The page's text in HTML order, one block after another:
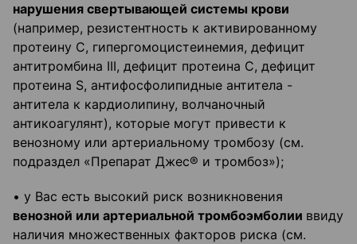
нарушения свертывающей системы крови
(например, резистентность к активированному
протеину С, гипергомоцистеинемия, дефицит
антитромбина III, дефицит протеина С, дефицит
протеина S, антифосфолипидные антитела -
антитела к кардиолипину, волчаночный
антикоагулянт), которые могут привести к
венозному или артериальному тромбозу (см.
подраздел «Препарат Джес® и тромбоз»);
• у Вас есть высокий риск возникновения
венозной или артериальной тромбоэмболии ввиду
наличия множественных факторов риска (см.